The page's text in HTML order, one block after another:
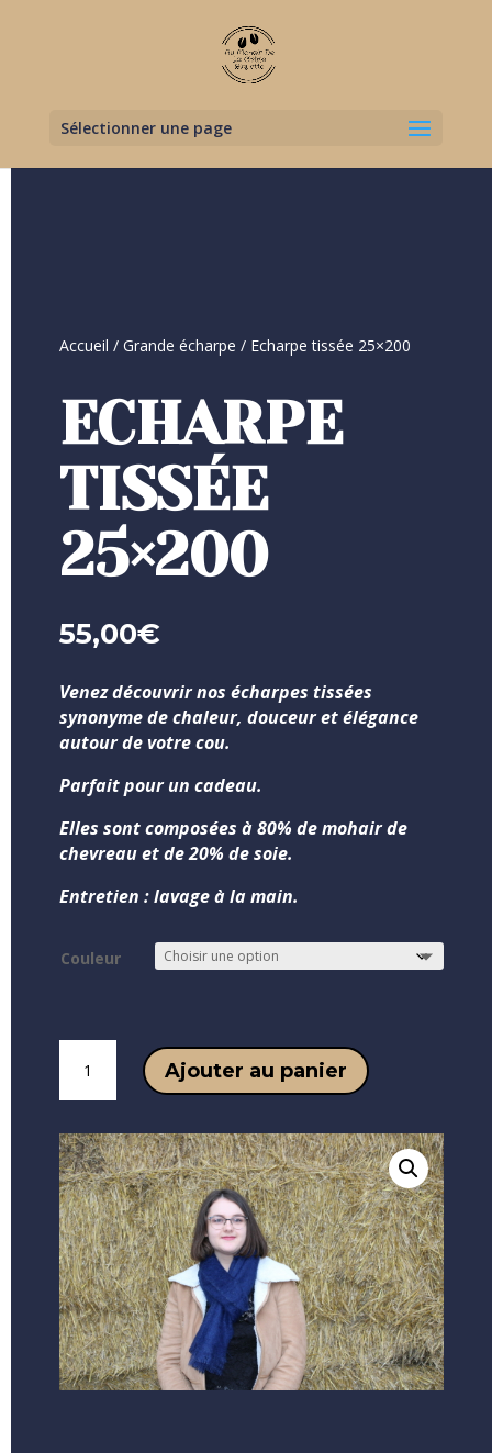
Sélectionner une page
Accueil / Grande écharpe / Echarpe tissée 25×200
ECHARPE
TISSÉE
25×200
55,00€
Venez découvrir nos écharpes tissées
synonyme de chaleur, douceur et élégance
autour de votre cou.
Parfait pour un cadeau.
Elles sont composées à 80% de mohair de
chevreau et de 20% de soie.
Entretien : lavage à la main.
Couleur
Echarpe
25x200
Ajouter au panier